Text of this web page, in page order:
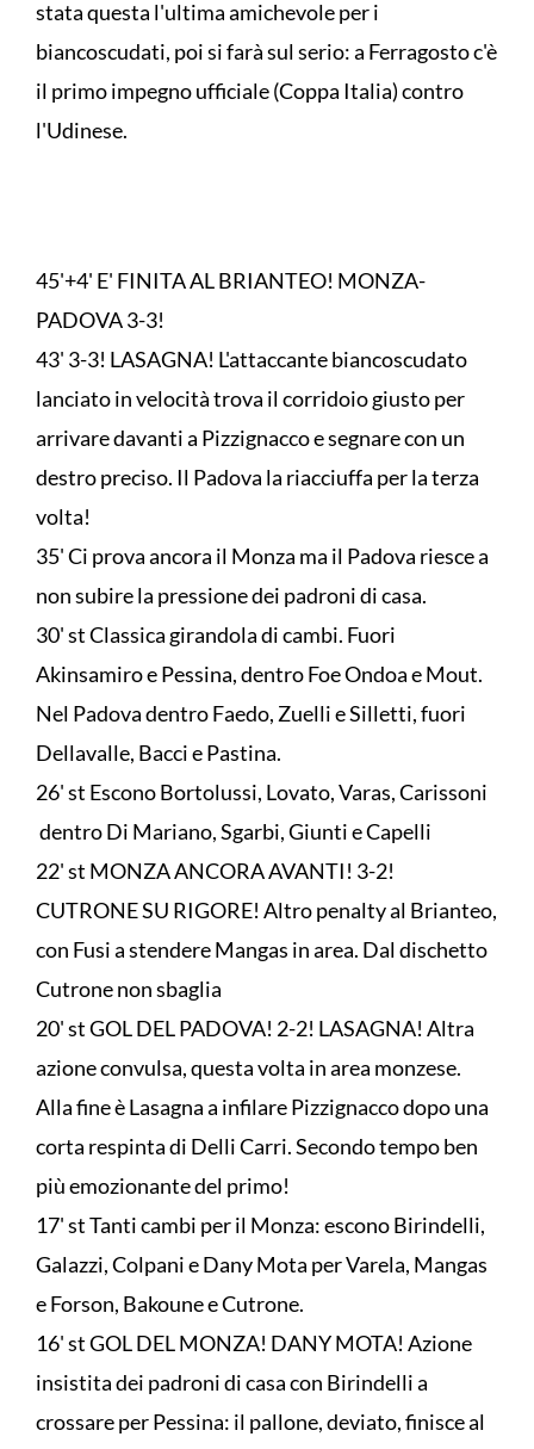
stata questa l'ultima amichevole per i
biancoscudati, poi si farà sul serio: a Ferragosto c'è
il primo impegno ufficiale (Coppa Italia) contro
l'Udinese.
45'+4' E' FINITA AL BRIANTEO! MONZA-
PADOVA 3-3!
43' 3-3! LASAGNA! L'attaccante biancoscudato
lanciato in velocità trova il corridoio giusto per
arrivare davanti a Pizzignacco e segnare con un
destro preciso. Il Padova la riacciuffa per la terza
volta!
35' Ci prova ancora il Monza ma il Padova riesce a
non subire la pressione dei padroni di casa.
30' st Classica girandola di cambi. Fuori
Akinsamiro e Pessina, dentro Foe Ondoa e Mout.
Nel Padova dentro Faedo, Zuelli e Silletti, fuori
Dellavalle, Bacci e Pastina.
26' st Escono Bortolussi, Lovato, Varas, Carissoni
dentro Di Mariano, Sgarbi, Giunti e Capelli
22' st MONZA ANCORA AVANTI! 3-2!
CUTRONE SU RIGORE! Altro penalty al Brianteo,
con Fusi a stendere Mangas in area. Dal dischetto
Cutrone non sbaglia
20' st GOL DEL PADOVA! 2-2! LASAGNA! Altra
azione convulsa, questa volta in area monzese.
Alla fine è Lasagna a infilare Pizzignacco dopo una
corta respinta di Delli Carri. Secondo tempo ben
più emozionante del primo!
17' st Tanti cambi per il Monza: escono Birindelli,
Galazzi, Colpani e Dany Mota per Varela, Mangas
e Forson, Bakoune e Cutrone.
16' st GOL DEL MONZA! DANY MOTA! Azione
insistita dei padroni di casa con Birindelli a
crossare per Pessina: il pallone, deviato, finisce al